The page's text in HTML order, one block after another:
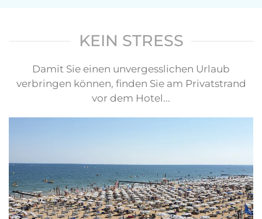
KEIN STRESS
Damit Sie einen unvergesslichen Urlaub
verbringen können, finden Sie am Privatstrand
vor dem Hotel...